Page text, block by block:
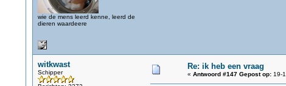
wie de mens leerd kenne, leerd de
dieren waardeere
witkwast
Schipper
Re: ik heb een vraag
« Antwoord #147 Gepost op:19-